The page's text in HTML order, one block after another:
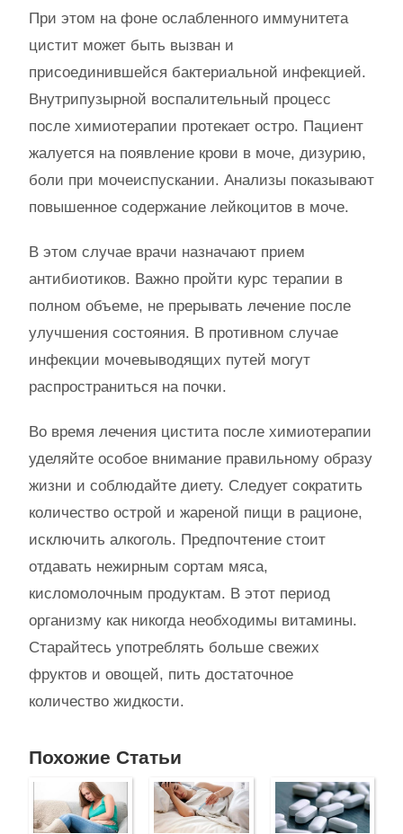
При этом на фоне ослабленного иммунитета
цистит может быть вызван и
присоединившейся бактериальной инфекцией.
Внутрипузырной воспалительный процесс
после химиотерапии протекает остро. Пациент
жалуется на появление крови в моче, дизурию,
боли при мочеиспускании. Анализы показывают
повышенное содержание лейкоцитов в моче.
В этом случае врачи назначают прием
антибиотиков. Важно пройти курс терапии в
полном объеме, не прерывать лечение после
улучшения состояния. В противном случае
инфекции мочевыводящих путей могут
распространиться на почки.
Во время лечения цистита после химиотерапии
уделяйте особое внимание правильному образу
жизни и соблюдайте диету. Следует сократить
количество острой и жареной пищи в рационе,
исключить алкоголь. Предпочтение стоит
отдавать нежирным сортам мяса,
кисломолочным продуктам. В этот период
организму как никогда необходимы витамины.
Старайтесь употреблять больше свежих
фруктов и овощей, пить достаточное
количество жидкости.
Похожие Статьи